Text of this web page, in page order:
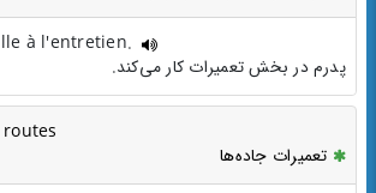
à l'entretien.
پدرم در بخش تعمیرات کار می‌کند.
تعمیرات جاده‌ها